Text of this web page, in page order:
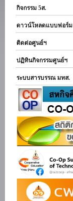
กิจกรรม 5ส.
ดาวน์โหลดแบบฟอร์ม
ติดต่อศูนย์ฯ
ปฏิทินกิจกรรมศูนย์ฯ
ระบบสารบรรณ มทส.